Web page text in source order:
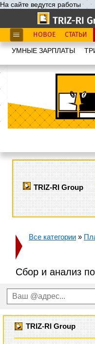
На сайте ведутся работы
НОВОЕ СТАТЬИ
УМНЫЕ ЗАРПЛАТЫ
TRIZ-RI Group
Все категории »
Сбор и анализ
TRIZ-RI Group